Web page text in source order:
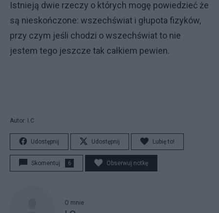
Istnieją dwie rzeczy o których mogę powiedzieć że
są nieskończone: wszechświat i głupota fizyków,
przy czym jeśli chodzi o wszechświat to nie
jestem tego jeszcze tak całkiem pewien.
Autor: I.C
Udostępnij Udostępnij Lubię to!
Skomentuj 6 Obserwuj notkę
O mnie